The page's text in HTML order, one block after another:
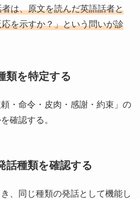
は、原文を読んだ英語話者と
を示すか？」という問いが診
類を特定する
・命令・皮肉・感謝・約束」の
確認する。
話種類を確認する
、同じ種類の発話として機能し